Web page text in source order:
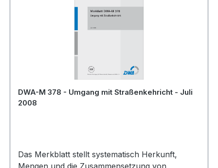
DWA-M 378 - Umgang mit Straßenkehricht - Juli
2008
Das Merkblatt stellt systematisch Herkunft,
Mengen und die Zusammensetzung von